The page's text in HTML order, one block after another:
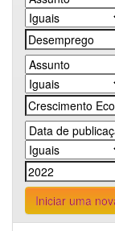
Iniciar uma